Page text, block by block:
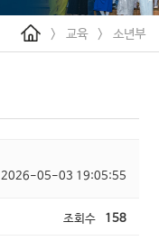
> 교육 > 소년부
2026-05-03 19:05:55
조회수 158